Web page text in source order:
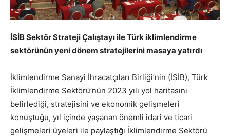
İSİB Sektör Strateji Çalıştayı ile Türk iklimlendirme
sektörünün yeni dönem stratejilerini masaya yatırdı
İklimlendirme Sanayi İhracatçıları Birliği’nin (İSİB), Türk
İklimlendirme Sektörü’nün 2023 yılı yol haritasını
belirlediği, stratejisini ve ekonomik gelişmeleri
konuştuğu, yıl içinde yaşanan önemli idari ve ticari
gelişmeleri üyeleri ile paylaştığı İklimlendirme Sektörü